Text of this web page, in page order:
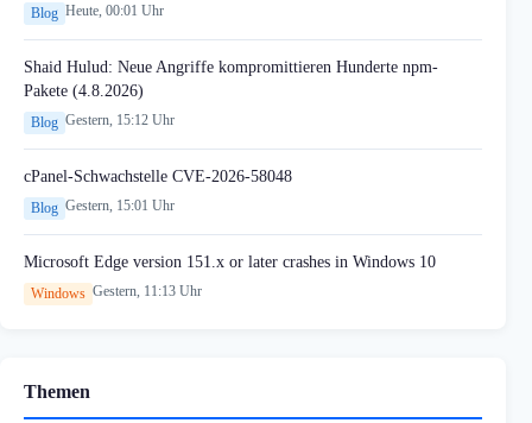
Blog Heute, 00:01 Uhr
Shaid Hulud: Neue Angriffe kompromittieren Hunderte npm-
Pakete (4.8.2026)
Blog Gestern, 15:12 Uhr
cPanel-Schwachstelle CVE-2026-58048
Blog Gestern, 15:01 Uhr
Microsoft Edge version 151.x or later crashes in Windows 10
Windows Gestern, 11:13 Uhr
Themen